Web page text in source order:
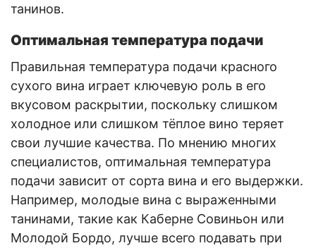
танинов.
Оптимальная температура подачи
Правильная температура подачи красного
сухого вина играет ключевую роль в его
вкусовом раскрытии, поскольку слишком
холодное или слишком тёплое вино теряет
свои лучшие качества. По мнению многих
специалистов, оптимальная температура
подачи зависит от сорта вина и его выдержки.
Например, молодые вина с выраженными
танинами, такие как Каберне Совиньон или
Молодой Бордо, лучше всего подавать при